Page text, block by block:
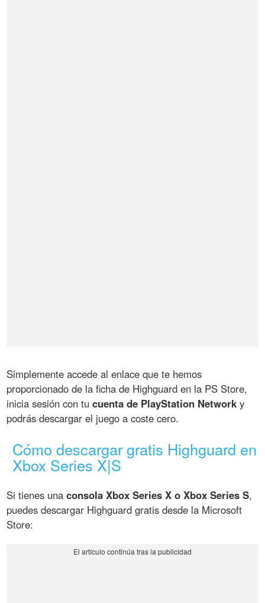
Simplemente accede al enlace que te hemos
proporcionado de la ficha de Highguard en la PS Store,
inicia sesión con tucuenta de PlayStation Network y
podrás descargar el juego a coste cero.
Cómo descargar gratis Highguard en
Xbox Series X|S
Si tienes unaconsola Xbox Series X o Xbox Series S,
puedes descargar Highguard gratis desde la Microsoft
Store: